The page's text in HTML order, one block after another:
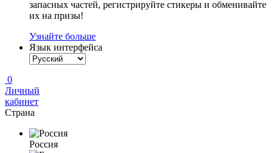
запасных частей, регистрируйте стикеры и обменивайте
их на призы!
Узнайте больше
Язык интерфейса
0
Личный
кабинет
Страна
Россия